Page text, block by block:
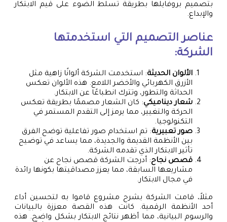
بتصميم بروفايلها بطريقة تسلط الضوء على قيم الابتكار
والإبداع.
عناصر التصميم التي استخدمتها
الشركة:
الألوان الحديثة: استخدمت الشركة ألوانًا زاهية مثل
الأزرق الكهربائي والأخضر اللامع. هذه الألوان تعكس
الحداثة والتطور، وتترك انطباعًا عن الابتكار.
شعار ديناميكي: كان الشعار مصممًا بطريقة تعكس
الحركة والتغيير، مما يرمز إلى التقدم المستمر في
التكنولوجيا.
صور تعبيرية: تم استخدام صور تفاعلية توضح الفرق
بين الأنظمة القديمة والجديدة، مما يساعد في توضيح
تأثير الابتكار الذي تقدمه الشركة.
قصص نجاح: أدرجت الشركة قصص نجاح عن
مشاريعها السابقة، مما يعزز مصداقيتها بكونها رائدة
في مجال الابتكار.
مثلاً، قامت الشركة بشرح مشروع قاموا به لتحسين أداء
أحد الأنظمة الرقمية. كانت هذه القصة معززة بالبيانات
والرسوم البيانية، مما أظهر نتائج الابتكار بشكل واضح. هذه